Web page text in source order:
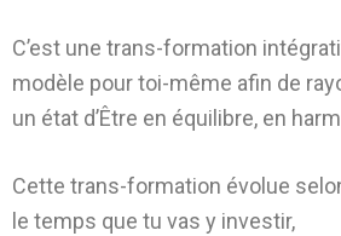
C’est une trans-formation
modèle pour toi-même afin de
un état d’Être en équilibre, en
Cette trans-formation évolue
le temps que tu vas y investir,